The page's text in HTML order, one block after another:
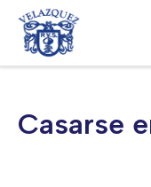
Saltar
contenido
Casarse